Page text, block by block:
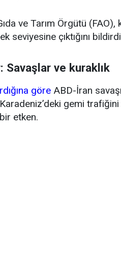
ve Tarım Örgütü (FAO),
seviyesine çıktığını
Savaşlar ve kuraklık
göre ABD-İran
gemi
etken.